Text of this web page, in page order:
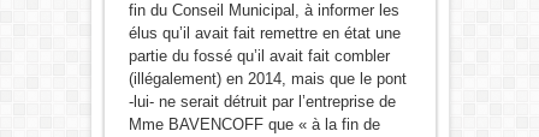
fin du Conseil Municipal, à informer les
élus qu’il avait fait remettre en état une
partie du fossé qu’il avait fait combler
(illégalement) en 2014, mais que le pont
-lui- ne serait détruit par l’entreprise de
Mme BAVENCOFF que « à la fin de